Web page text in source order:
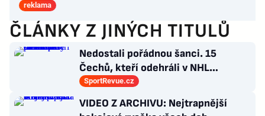
reklama
ČLÁNKY Z JINÝCH TITULŮ
Nedostali pořádnou šanci. 15
Čechů, kteří odehráli v NHL
maximálně dva zápasy
SportRevue.cz
VIDEO Z ARCHIVU: Nejtrapnější